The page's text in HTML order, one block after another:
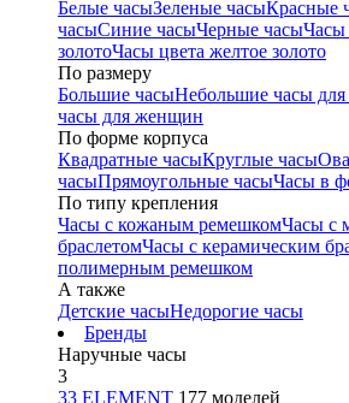
Белые часыЗеленые часыКрасные
часыСиние часыЧерные часыЧасы
золотоЧасы цвета желтое золото
По размеру
Большие часыНебольшие часы
часы для женщин
По форме корпуса
Квадратные часыКруглые часы
часыПрямоугольные часыЧасы в
По типу крепления
Часы с кожаным ремешкомЧасы с
браслетомЧасы с керамическим
полимерным ремешком
А также
Детские часыНедорогие часы
Бренды
Наручные часы
3
33 ELEMENT 177 моделей